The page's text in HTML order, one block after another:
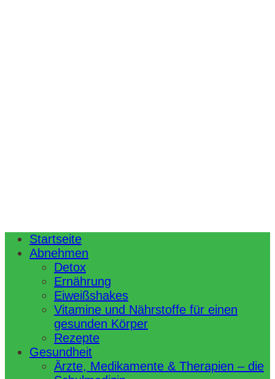
Startseite
Abnehmen
Detox
Ernährung
Eiweißshakes
Vitamine und Nährstoffe für einen
gesunden Körper
Rezepte
Gesundheit
Ärzte, Medikamente & Therapien – die